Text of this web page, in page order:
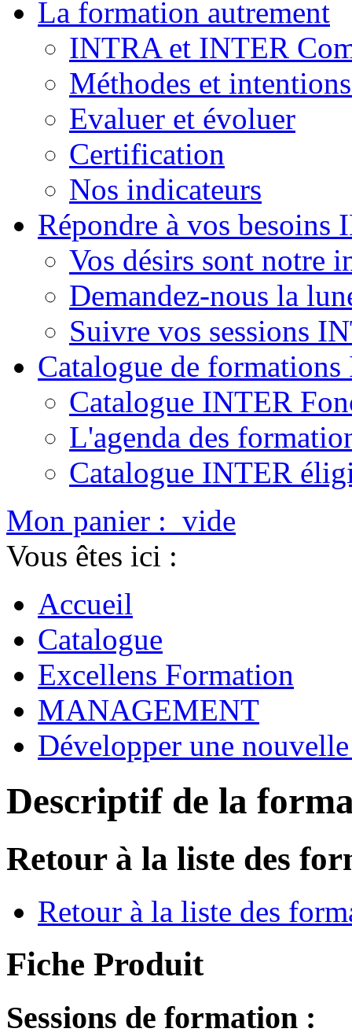
La formation autrement
INTRA et INTER
Méthodes et
Evaluer et évoluer
Certification
Nos indicateurs
Répondre à vos besoins
Vos désirs sont notre
Demandez-nous la
Suivre vos sessions
Catalogue de
Catalogue INTER
L'agenda des
Catalogue INTER
Mon panier : vide
Vous êtes ici :
Accueil
Catalogue
Excellens Formation
MANAGEMENT
Développer une
Descriptif de la
Retour à la liste des
Retour à la liste des
Fiche Produit
Sessions de formation :